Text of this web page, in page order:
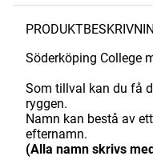
Söderköping College
Som tillval kan du få
ryggen.
Namn kan bestå av
efternamn.
(Alla namn skrivs